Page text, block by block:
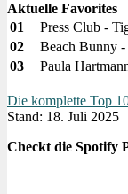
Aktuelle Favorites
01
Press Club -
02
Beach Bunny -
03
Paula
Die komplette Top
Stand: 18. Juli 2025
Checkt die Spotify